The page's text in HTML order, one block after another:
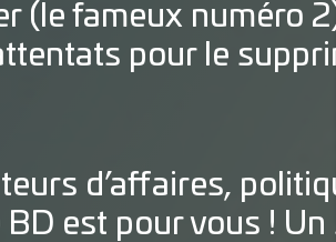
(le fameux numéro
pour le
d’affaires,
BD est pour vous !